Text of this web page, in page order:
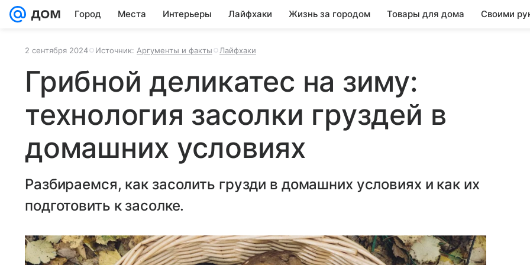
Город Места Интерьеры Лайфхаки Жизнь за городом Товары для дома Своими
2 сентября 2024 Источник: Аргументы и факты Лайфхаки
Грибной деликатес на зиму:
технология засолки груздей в
домашних условиях
Разбираемся, как засолить грузди в домашних условиях и как их
подготовить к засолке.